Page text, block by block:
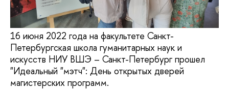
16 июня 2022 года на факультете Санкт-
Петербургская школа гуманитарных наук и
искусств НИУ ВШЭ – Санкт-Петербург прошел
"Идеальный "мэтч": День открытых дверей
магистерских программ.